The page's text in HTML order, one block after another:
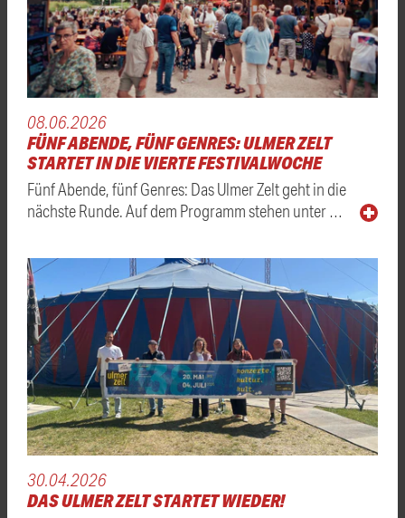
08.06.2026
FÜNF ABENDE, FÜNF GENRES: ULMER ZELT
STARTET IN DIE VIERTE FESTIVALWOCHE
Fünf Abende, fünf Genres: Das Ulmer Zelt geht in die
nächste Runde. Auf dem Programm stehen unter …
30.04.2026
DAS ULMER ZELT STARTET WIEDER!